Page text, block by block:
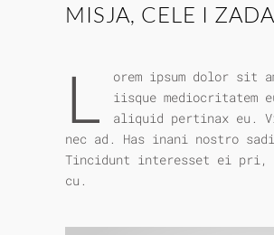
MISJA, CELE I
L
orem ipsum dolor sit
iisque mediocritatem
aliquid pertinax eu.
nec ad. Has inani nostro
Tincidunt interesset ei pri,
cu.